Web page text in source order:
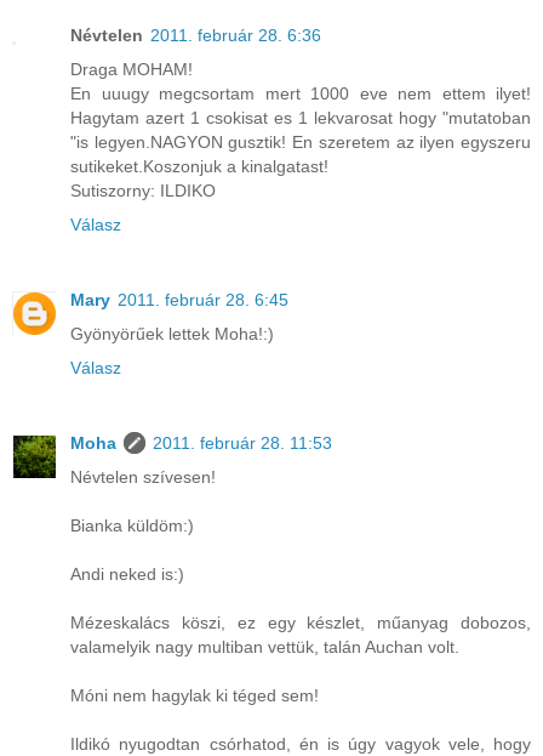
Névtelen 2011. február 28. 6:36
Draga MOHAM!
En uuugy megcsortam mert 1000 eve nem ettem ilyet!
Hagytam azert 1 csokisat es 1 lekvarosat hogy "mutatoban
"is legyen.NAGYON gusztik! En szeretem az ilyen egyszeru
sutikeket.Koszonjuk a kinalgatast!
Sutiszorny: ILDIKO
Válasz
Mary 2011. február 28. 6:45
Gyönyörűek lettek Moha!:)
Válasz
Moha
2011. február 28. 11:53
Névtelen szívesen!
Bianka küldöm:)
Andi neked is:)
Mézeskalács köszi, ez egy készlet, műanyag dobozos,
valamelyik nagy multiban vettük, talán Auchan volt.
Móni nem hagylak ki téged sem!
Ildikó nyugodtan csórhatod, én is úgy vagyok vele, hogy